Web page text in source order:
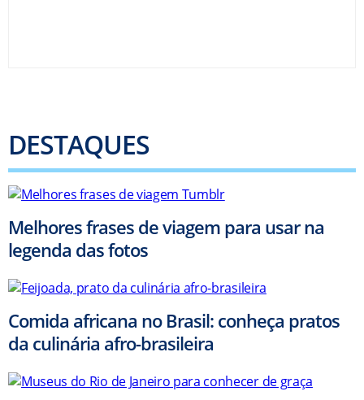
DESTAQUES
Melhores frases de viagem para usar na
legenda das fotos
Comida africana no Brasil: conheça pratos
da culinária afro-brasileira